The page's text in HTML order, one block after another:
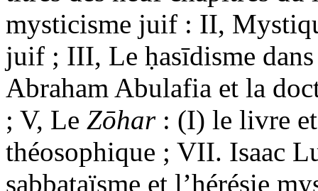
mysticisme juif : II,
juif ; III, Le ḥasīdisme
Abraham Abulafia et la
; V, Le Zōhar: (I) le livre et
théosophique ; VII. Isaac
sabbataïsme et l’hérésie